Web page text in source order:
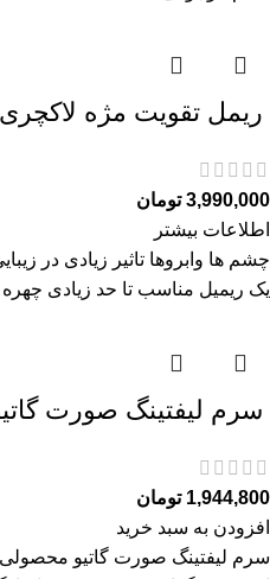
ريمل تقويت مژه
3,990,000 تومان
اطلاعات بیشتر
چشم ها وابروها تاثیر زیادی در
یک ریمیل مناسب تا حد زیادی چهره
سرم ليفتينگ صورت
1,944,800 تومان
افزودن به سبد خرید
سرم ليفتينگ صورت گاتیو محصولی